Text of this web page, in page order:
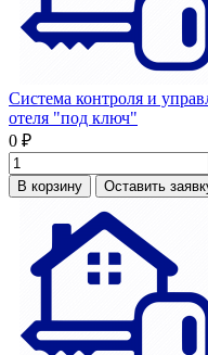
Система контроля и
отеля "под ключ"
0 ₽
В корзину Оставить